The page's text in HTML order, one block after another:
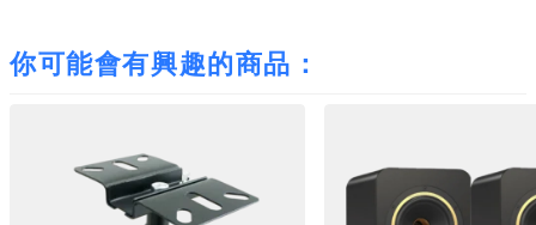
你可能會有興趣的商品：